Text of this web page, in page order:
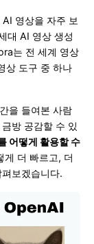
영상을 자주 보
대 AI 영상 생성
는 전 세계 영상
상 도구 중 하나
을 들여본 사람
방 공감할 수 있
어떻게 활용할 수
게 더 빠르고, 더
보겠습니다.